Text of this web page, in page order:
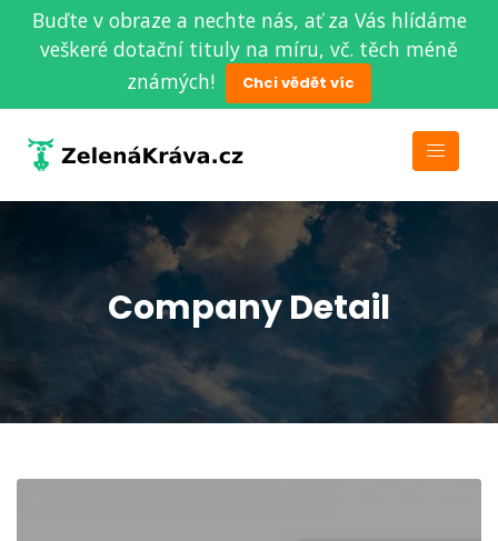
Buďte v obraze a nechte nás, ať za Vás hlídáme
veškeré dotační tituly na míru, vč. těch méně
známých!
Chci vědět víc
Company Detail